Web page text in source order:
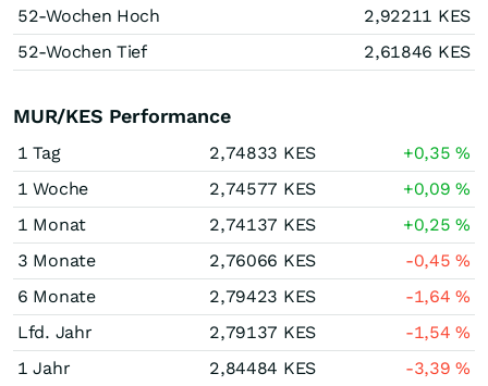
52-Wochen Hoch
2,92211 KES
52-Wochen Tief
2,61846 KES
MUR/KES Performance
1 Tag 2,74833 KES +0,35%
1 Woche
2,74577 KES +0,09%
1 Monat
2,74137 KES +0,25%
3 Monate
2,76066 KES -0,45%
6 Monate
2,79423 KES -1,64%
Lfd. Jahr
2,79137 KES -1,54%
1 Jahr
2,84484 KES -3,39%